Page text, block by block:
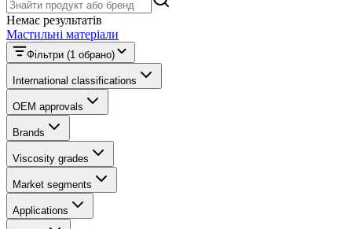
Немає результатів
Мастильні матеріали
Фільтри (1 обрано)
International classifications
OEM approvals
Brands
Viscosity grades
Market segments
Applications